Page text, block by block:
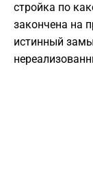
стройка по
закончена на
истинный